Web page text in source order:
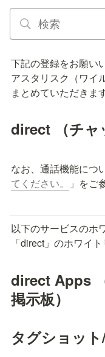
下記の登録をお願い
アスタリスク（ワイ
まとめていただきま
direct （チャ
なお、通話機能につ
てください。
」をご
以下のサービスのホ
「direct」のホワイ
direct Apps
掲示板）
タグショッ